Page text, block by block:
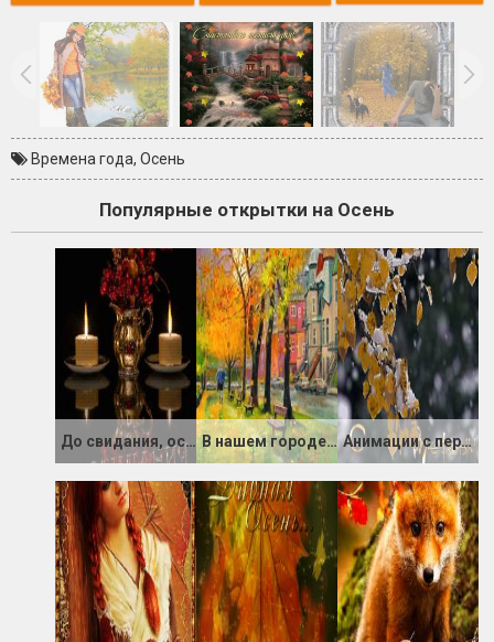
Времена года, Осень
Популярные открытки на Осень
До свидания, осень В нашем городе осень Анимации с первым снегом